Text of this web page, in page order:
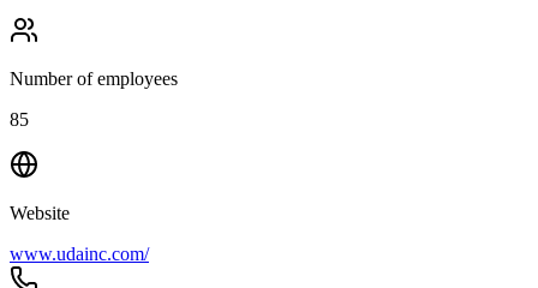
Number of employees
85
Website
www.udainc.com/